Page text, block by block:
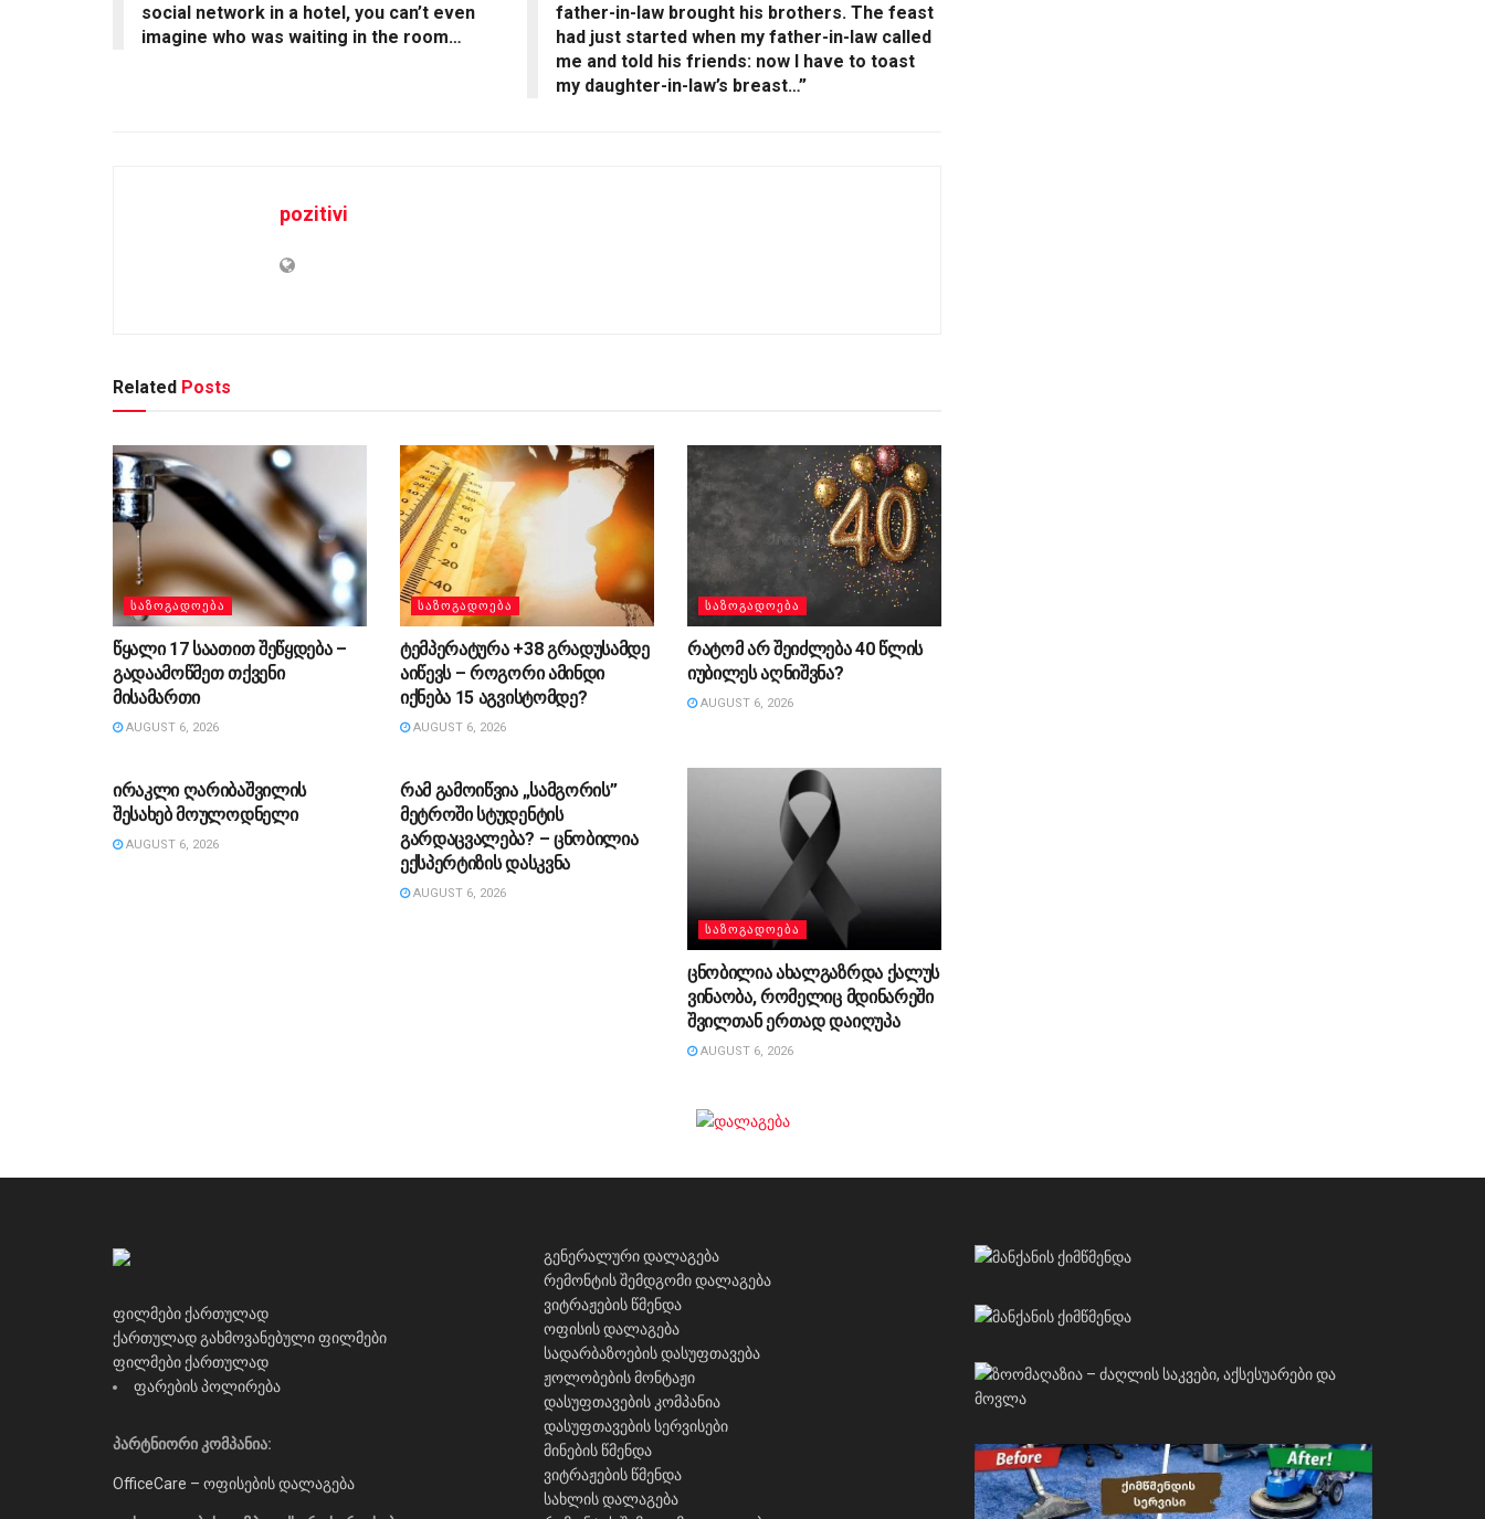
social network in a hotel, you can’t even
imagine who was waiting in the room…
father-in-law brought his brothers. The feast
had just started when my father-in-law called
me and told his friends: now I have to toast
my daughter-in-law’s breast…”
pozitivi
Related Posts
ᲡᲐᲖᲝᲒᲐᲓᲝᲔᲑᲐ
წყალი 17 საათით შეწყდება –
გადაამოწმეთ თქვენი
მისამართი
AUGUST 6, 2026
ᲡᲐᲖᲝᲒᲐᲓᲝᲔᲑᲐ
ტემპერატურა +38 გრადუსამდე
აიწევს – როგორი ამინდი
იქნება 15 აგვისტომდე?
AUGUST 6, 2026
ᲡᲐᲖᲝᲒᲐᲓᲝᲔᲑᲐ
რატომ არ შეიძლება 40 წლის
იუბილეს აღნიშვნა?
AUGUST 6, 2026
ირაკლი ღარიბაშვილის
შესახებ მოულოდნელი
AUGUST 6, 2026
რამ გამოიწვია „სამგორის”
მეტროში სტუდენტის
გარდაცვალება? – ცნობილია
ექსპერტიზის დასკვნა
AUGUST 6, 2026
ᲡᲐᲖᲝᲒᲐᲓᲝᲔᲑᲐ
ცნობილია ახალგაზრდა ქალუს
ვინაობა, რომელიც მდინარეში
შვილთან ერთად დაიღუპა
AUGUST 6, 2026
ფილმები ქართულად
ქართულად გახმოვანებული ფილმები
ფილმები ქართულად
ფარების პოლირება
პარტნიორი კომპანია:
OfficeCare – ოფისების დალაგება
გენერალური დალაგება
რემონტის შემდგომი დალაგება
ვიტრაჟების წმენდა
ოფისის დალაგება
სადარბაზოების დასუფთავება
ჟოლობების მონტაჟი
დასუფთავების კომპანია
დასუფთავების სერვისები
მინების წმენდა
ვიტრაჟების წმენდა
სახლის დალაგება